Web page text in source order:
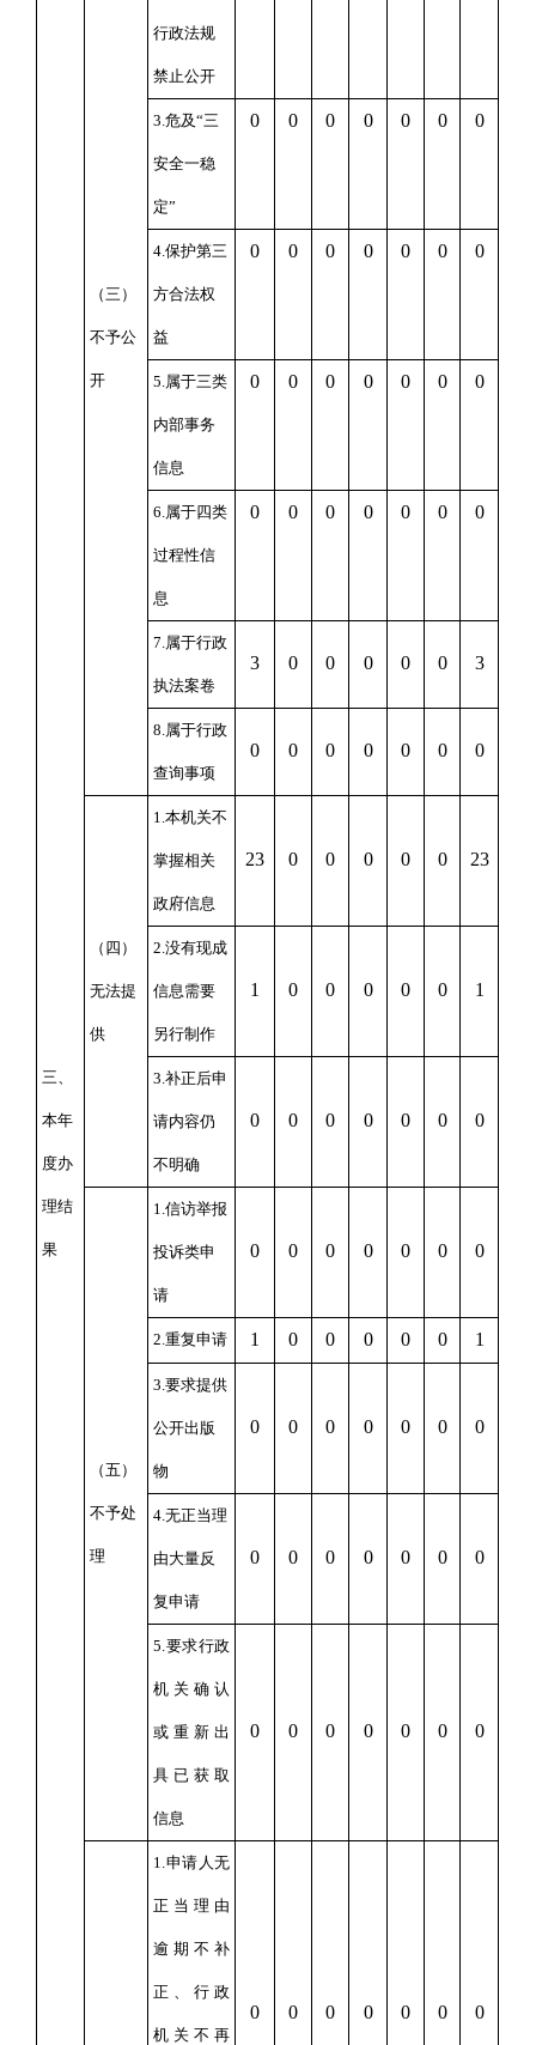
三、
本年
度办
理结
果
（三）
不予公
开
行政法规
禁止公开
3.危及“三
安全一稳
定”
0 0 0 0 0 0 0
4.保护第三
方合法权
益
0 0 0 0 0 0 0
5.属于三类
内部事务
信息
0 0 0 0 0 0 0
6.属于四类
过程性信
息
0 0 0 0 0 0 0
7.属于行政
执法案卷
3 0 0 0 0 0 3
8.属于行政
查询事项
0 0 0 0 0 0 0
（四）
无法提
供
1.本机关不
掌握相关
政府信息
23 0 0 0 0 0 23
2.没有现成
信息需要
另行制作
1 0 0 0 0 0 1
3.补正后申
请内容仍
不明确
0 0 0 0 0 0 0
（五）
不予处
理
1.信访举报
投诉类申
请
0 0 0 0 0 0 0
2.重复申请 1 0 0 0 0 0 1
3.要求提供
公开出版
物
0 0 0 0 0 0 0
4.无正当理
由大量反
复申请
0 0 0 0 0 0 0
5.要求行政
机关确认
或重新出
具已获取
信息
0 0 0 0 0 0 0
1.申请人无
正当理由
逾期不补
正、行政
机关不再
0 0 0 0 0 0 0